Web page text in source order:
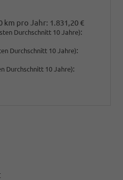
km pro Jahr: 1.831,20 €
Durchschnitt 10 Jahre):
Durchschnitt 10 Jahre):
Durchschnitt 10 Jahre):